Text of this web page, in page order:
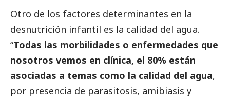
Otro de los factores determinantes en la
desnutrición infantil es la calidad del agua.
“Todas las morbilidades o enfermedades que
nosotros vemos en clínica, el 80% están
asociadas a temas como la calidad del agua,
por presencia de parasitosis, amibiasis y